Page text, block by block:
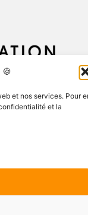
et nos services. Pour
et la
cadre de
réservés